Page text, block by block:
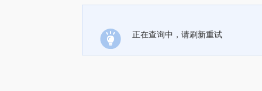
正在查询中，请刷新重试